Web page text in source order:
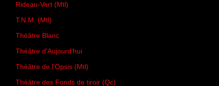
Rideau-Vert (Mtl)
T.N.M. (Mtl)
Théâtre Blanc
Théâtre d'Aujourd'hui
Théâtre de l'Opsis (Mtl)
Théâtre des Fonds de tiroir (Qc)